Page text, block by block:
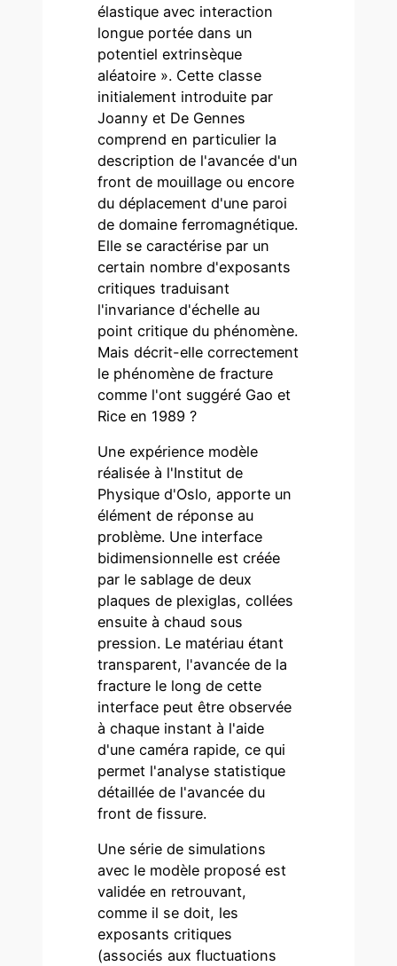
élastique avec interaction
longue portée dans un
potentiel extrinsèque
aléatoire ». Cette classe
initialement introduite par
Joanny et De Gennes
comprend en particulier la
description de l'avancée d'un
front de mouillage ou encore
du déplacement d'une paroi
de domaine ferromagnétique.
Elle se caractérise par un
certain nombre d'exposants
critiques traduisant
l'invariance d'échelle au
point critique du phénomène.
Mais décrit-elle correctement
le phénomène de fracture
comme l'ont suggéré Gao et
Rice en 1989 ?
Une expérience modèle
réalisée à l'Institut de
Physique d'Oslo, apporte un
élément de réponse au
problème. Une interface
bidimensionnelle est créée
par le sablage de deux
plaques de plexiglas, collées
ensuite à chaud sous
pression. Le matériau étant
transparent, l'avancée de la
fracture le long de cette
interface peut être observée
à chaque instant à l'aide
d'une caméra rapide, ce qui
permet l'analyse statistique
détaillée de l'avancée du
front de fissure.
Une série de simulations
avec le modèle proposé est
validée en retrouvant,
comme il se doit, les
exposants critiques
(associés aux fluctuations